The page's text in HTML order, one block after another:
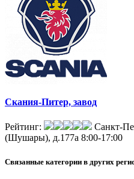
Скания-Питер, завод
Рейтинг:
Санкт-
(Шушары), д.177а 8:00-17:00
Связанные категории в других